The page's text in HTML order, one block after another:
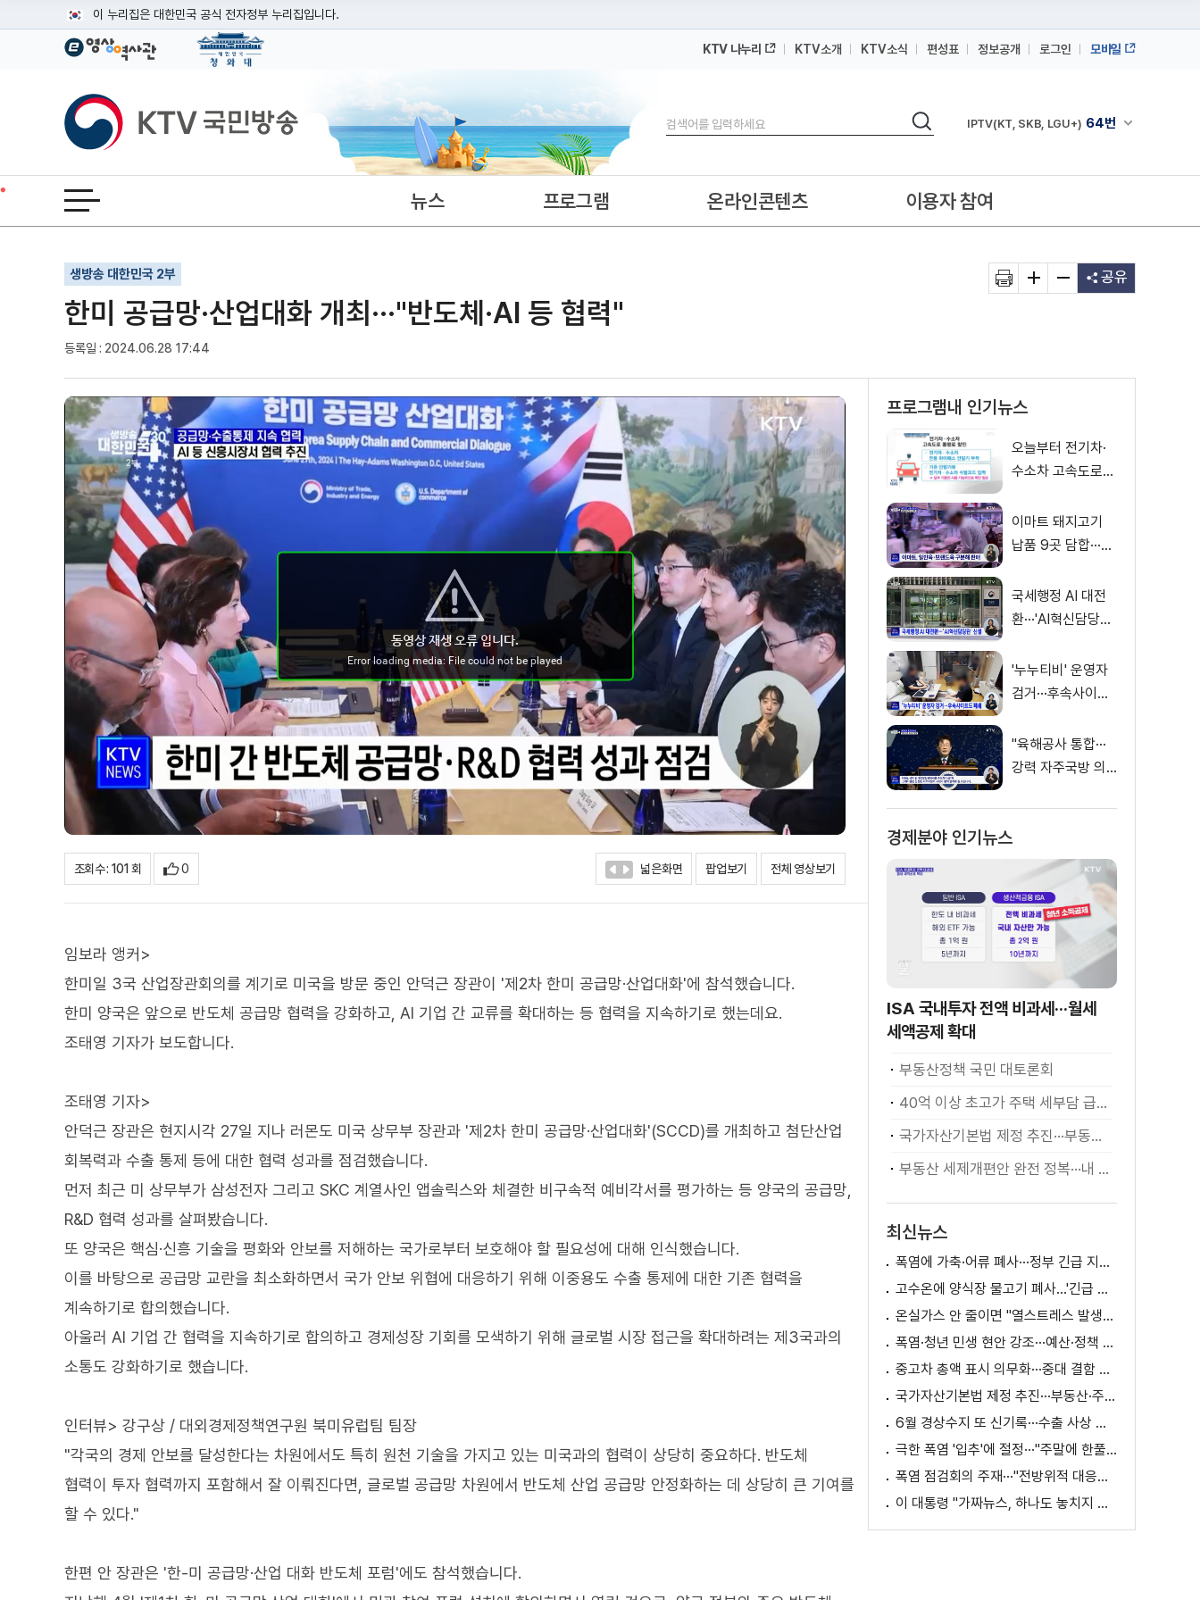
이 누리집은 대한민국 공식 전자정부 누리집입니다.
공식 누리집 주소 확인하기
이밖에 or.kr 또는 .kr등 다른 도메인 주소를 사용하고 있다면 아래 URL에서 도메인 주소를 확인해 보세요
운영중인 공식 누리집보기
KTV 나누리 KTV소개 KTV소식 편성표 정보공개 로그인 모바일
KTV국민방송
검색
검색 채널안내 펼쳐
IPTV(KT, SKB, LGU+) 64번
IPTV(KT, SKB, LGU+)
전체메뉴 열기 뉴스 프로그램 온라인콘텐츠 이용자 참여
생방송 대한민국 2부
한미 공급망·산업대화 개최···"반도체·AI 등 협력"
등록일 : 2024.06.28 17:44
기사인쇄
글자확대
글자축소 공유
조회수 : 101 회 0 넓은화면 팝업보기 전체 영상보기
임보라 앵커>
한미일 3국 산업장관회의를 계기로 미국을 방문 중인 안덕근 장관이 '제2차 한미 공급망·산업대화'에 참석했습니다.
한미 양국은 앞으로 반도체 공급망 협력을 강화하고, AI 기업 간 교류를 확대하는 등 협력을 지속하기로 했는데요.
조태영 기자가 보도합니다.
조태영 기자>
안덕근 장관은 현지시각 27일 지나 러몬도 미국 상무부 장관과 '제2차 한미 공급망·산업대화'(SCCD)를 개최하고 첨단산업
회복력과 수출 통제 등에 대한 협력 성과를 점검했습니다.
먼저 최근 미 상무부가 삼성전자 그리고 SKC 계열사인 앱솔릭스와 체결한 비구속적 예비각서를 평가하는 등 양국의 공급망,
R&D 협력 성과를 살펴봤습니다.
또 양국은 핵심·신흥 기술을 평화와 안보를 저해하는 국가로부터 보호해야 할 필요성에 대해 인식했습니다.
이를 바탕으로 공급망 교란을 최소화하면서 국가 안보 위협에 대응하기 위해 이중용도 수출 통제에 대한 기존 협력을
계속하기로 합의했습니다.
아울러 AI 기업 간 협력을 지속하기로 합의하고 경제성장 기회를 모색하기 위해 글로벌 시장 접근을 확대하려는 제3국과의
소통도 강화하기로 했습니다.
인터뷰> 강구상 / 대외경제정책연구원 북미유럽팀 팀장
"각국의 경제 안보를 달성한다는 차원에서도 특히 원천 기술을 가지고 있는 미국과의 협력이 상당히 중요하다. 반도체
협력이 투자 협력까지 포함해서 잘 이뤄진다면, 글로벌 공급망 차원에서 반도체 산업 공급망 안정화하는 데 상당히 큰 기여를
할 수 있다."
한편 안 장관은 '한-미 공급망·산업 대화 반도체 포럼'에도 참석했습니다.
프로그램내 인기뉴스
오늘부터 전기차·
수소차 고속도로
이마트 돼지고기
납품 9곳 담합···과
국세행정 AI 대전
환···'AI혁신담당관'
'누누티비' 운영자
검거···후속사이트
"육해공사 통합···
강력 자주국방 의
경제분야 인기뉴스
ISA 국내투자 전액 비과세···월세
세액공제 확대
부동산정책 국민 대토론회
40억 이상 초고가 주택 세부담 급증···실수요자 보호 강화
국가자산기본법 제정 추진···부동산·주식 등 통합 관리
부동산 세제개편안 완전 정복···내 세금 어떻게 달라지나? [K-정책 사용법]
최신뉴스
폭염에 가축·어류 폐사···정부 긴급 지원책 마련
고수온에 양식장 물고기 폐사...'긴급 방류' 지원
온실가스 안 줄이면 "열스트레스 발생일 29배 증가"
폭염·청년 민생 현안 강조···예산·정책 방향 제시
중고차 총액 표시 의무화···중대 결함 시 '계약 해제'
국가자산기본법 제정 추진···부동산·주식 등 통합 관리
6월 경상수지 또 신기록···수출 사상 첫 1천억 달러
극한 폭염 '입추'에 절정···"주말에 한풀 꺾인다"
폭염 점검회의 주재···"전방위적 대응체계 가동"
이 대통령 "가짜뉴스, 하나도 놓치지 말고 바로잡아야"